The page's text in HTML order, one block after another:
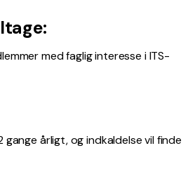
med faglig interesse i ITS-
årligt, og indkaldelse vil finde